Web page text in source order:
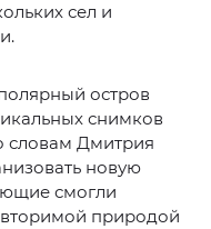
сел и
остров
снимков
словам Дмитрия
новую
смогли
природой